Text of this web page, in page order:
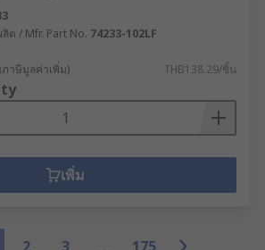
ต / Mfr. Part No. 74233-102LF
ภาษีมูลค่าเพิ่ม) THB138.29/ชิ้น
เพิ่ม